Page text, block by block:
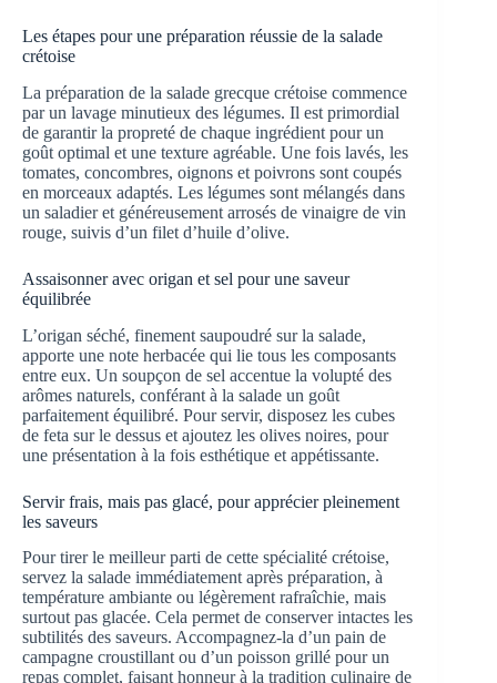
Les étapes pour une préparation réussie de la salade
crétoise
La préparation de la salade grecque crétoise commence
par un lavage minutieux des légumes. Il est primordial
de garantir la propreté de chaque ingrédient pour un
goût optimal et une texture agréable. Une fois lavés, les
tomates, concombres, oignons et poivrons sont coupés
en morceaux adaptés. Les légumes sont mélangés dans
un saladier et généreusement arrosés de vinaigre de vin
rouge, suivis d’un filet d’huile d’olive.
Assaisonner avec origan et sel pour une saveur
équilibrée
L’origan séché, finement saupoudré sur la salade,
apporte une note herbacée qui lie tous les composants
entre eux. Un soupçon de sel accentue la volupté des
arômes naturels, conférant à la salade un goût
parfaitement équilibré. Pour servir, disposez les cubes
de feta sur le dessus et ajoutez les olives noires, pour
une présentation à la fois esthétique et appétissante.
Servir frais, mais pas glacé, pour apprécier pleinement
les saveurs
Pour tirer le meilleur parti de cette spécialité crétoise,
servez la salade immédiatement après préparation, à
température ambiante ou légèrement rafraîchie, mais
surtout pas glacée. Cela permet de conserver intactes les
subtilités des saveurs. Accompagnez-la d’un pain de
campagne croustillant ou d’un poisson grillé pour un
repas complet, faisant honneur à la tradition culinaire de